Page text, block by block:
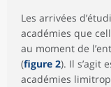
Les arrivées
académies que
au moment de
(figure 2). Il s’agit
académies